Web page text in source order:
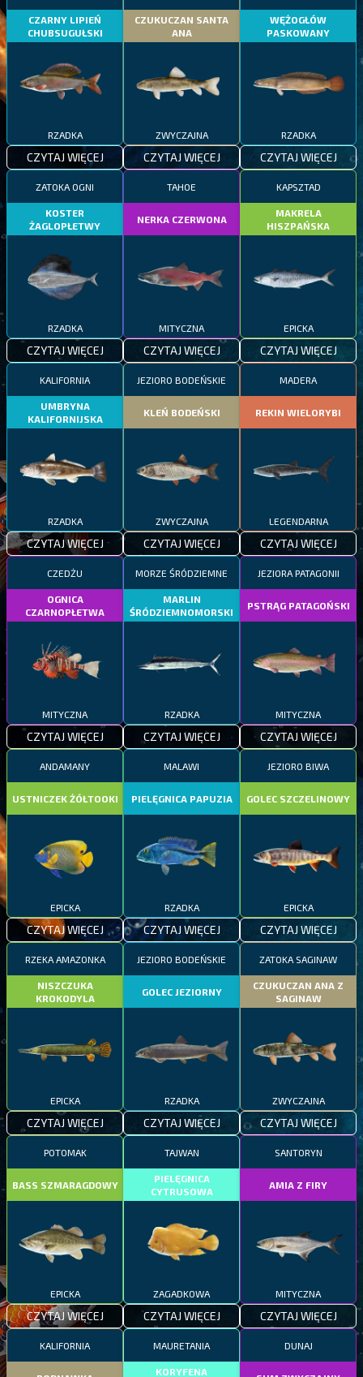
CZARNY LIPIEŃ
CHUBSUGUŁSKI
RZADKA
CZYTAJ WIĘCEJ
CZUKUCZAN SANTA
ANA
ZWYCZAJNA
CZYTAJ WIĘCEJ
WĘŻOGŁÓW
PASKOWANY
RZADKA
CZYTAJ WIĘCEJ
ZATOKA OGNI
KOSTER
ŻAGLOPŁETWY
RZADKA
CZYTAJ WIĘCEJ
TAHOE
NERKA CZERWONA
MITYCZNA
CZYTAJ WIĘCEJ
KAPSZTAD
MAKRELA
HISZPAŃSKA
EPICKA
CZYTAJ WIĘCEJ
KALIFORNIA
UMBRYNA
KALIFORNIJSKA
RZADKA
CZYTAJ WIĘCEJ
JEZIORO BODEŃSKIE
KLEŃ BODEŃSKI
ZWYCZAJNA
CZYTAJ WIĘCEJ
MADERA
REKIN WIELORYBI
LEGENDARNA
CZYTAJ WIĘCEJ
CZEDŻU
OGNICA
CZARNOPŁETWA
MITYCZNA
CZYTAJ WIĘCEJ
MORZE ŚRÓDZIEMNE
MARLIN
ŚRÓDZIEMNOMORSKI
RZADKA
CZYTAJ WIĘCEJ
JEZIORA PATAGONII
PSTRĄG PATAGOŃSKI
MITYCZNA
CZYTAJ WIĘCEJ
ANDAMANY
USTNICZEK ŻÓŁTOOKI
EPICKA
CZYTAJ WIĘCEJ
MALAWI
PIELĘGNICA PAPUZIA
RZADKA
CZYTAJ WIĘCEJ
JEZIORO BIWA
GOLEC SZCZELINOWY
EPICKA
CZYTAJ WIĘCEJ
RZEKA AMAZONKA
NISZCZUKA
KROKODYLA
EPICKA
CZYTAJ WIĘCEJ
JEZIORO BODEŃSKIE
GOLEC JEZIORNY
RZADKA
CZYTAJ WIĘCEJ
ZATOKA SAGINAW
CZUKUCZAN ANA Z
SAGINAW
ZWYCZAJNA
CZYTAJ WIĘCEJ
POTOMAK
BASS SZMARAGDOWY
EPICKA
CZYTAJ WIĘCEJ
TAJWAN
PIELĘGNICA
CYTRUSOWA
ZAGADKOWA
CZYTAJ WIĘCEJ
SANTORYN
AMIA Z FIRY
MITYCZNA
CZYTAJ WIĘCEJ
KALIFORNIA MAURETANIA
KORYFENA
DUNAJ